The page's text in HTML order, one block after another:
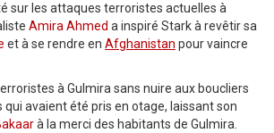
sur les attaques terroristes actuelles à
Amira Ahmed a inspiré Stark à revêtir sa
et à se rendre en Afghanistan pour vaincre
à Gulmira sans nuire aux boucliers
qui avaient été pris en otage, laissant son
à la merci des habitants de Gulmira.